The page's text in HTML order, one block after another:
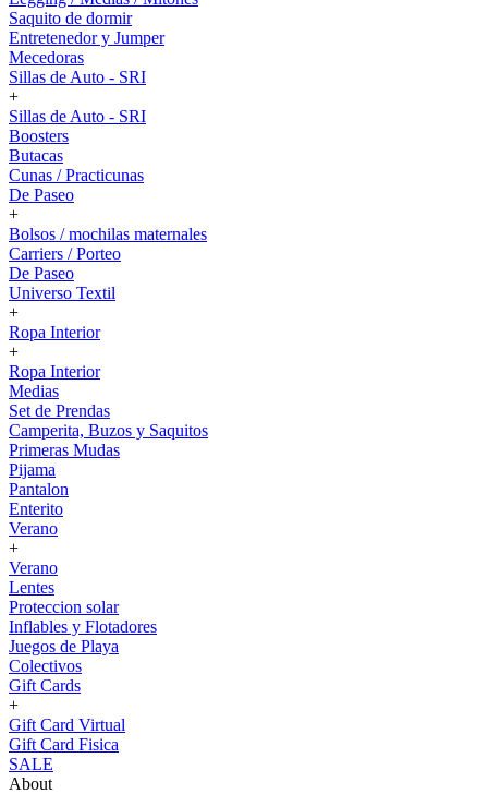
Saquito de dormir
Entretenedor y Jumper
Mecedoras
Sillas de Auto - SRI
+
Sillas de Auto - SRI
Boosters
Butacas
Cunas / Practicunas
De Paseo
+
Bolsos / mochilas maternales
Carriers / Porteo
De Paseo
Universo Textil
+
Ropa Interior
+
Ropa Interior
Medias
Set de Prendas
Camperita, Buzos y Saquitos
Primeras Mudas
Pijama
Pantalon
Enterito
Verano
+
Verano
Lentes
Proteccion solar
Inflables y Flotadores
Juegos de Playa
Colectivos
Gift Cards
+
Gift Card Virtual
Gift Card Fisica
SALE
About